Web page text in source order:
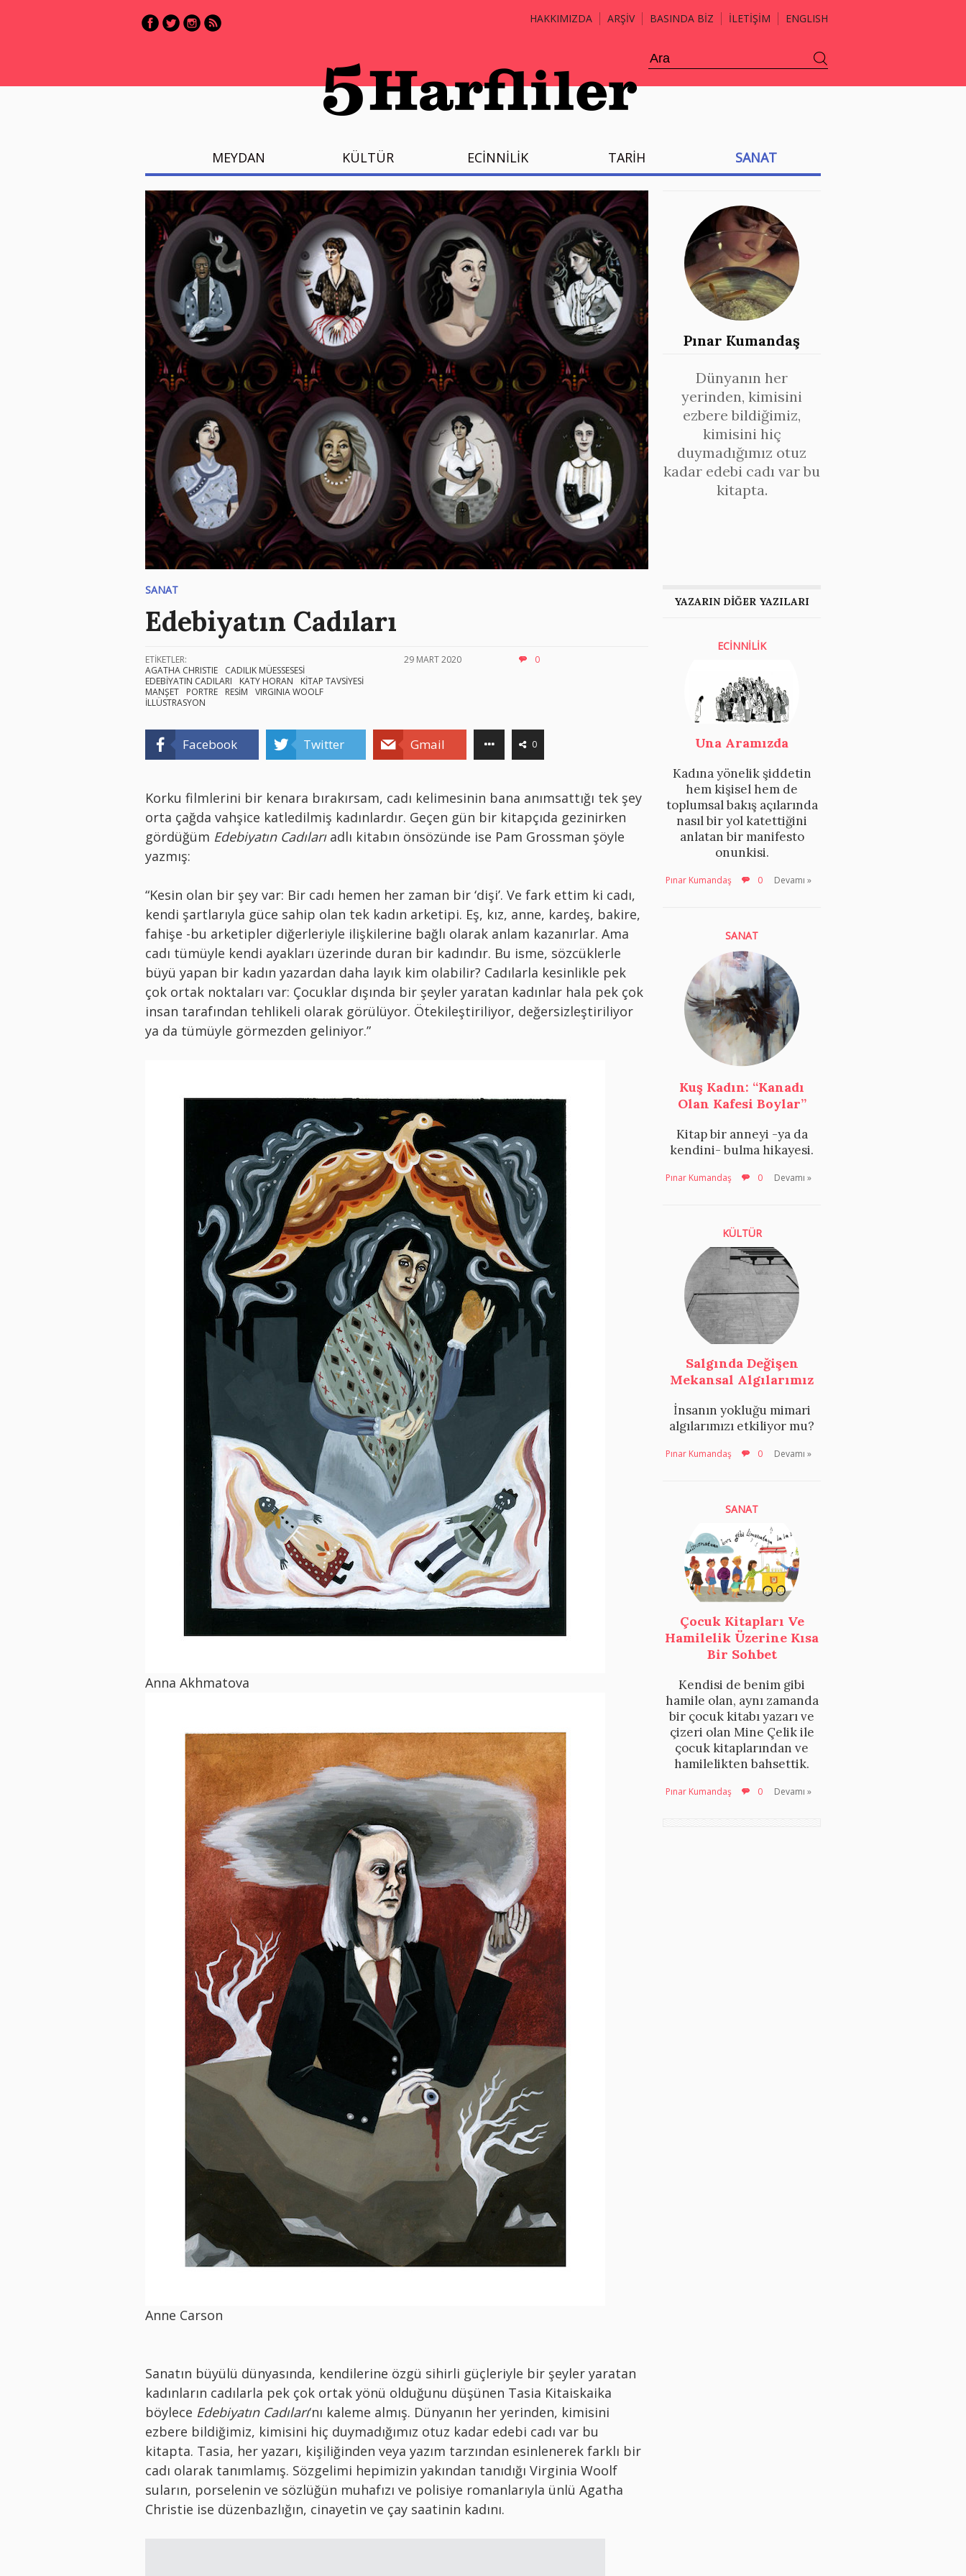
HAKKIMIZDA ARŞİV BASINDA BİZ İLETİŞİM ENGLISH
MEYDAN KÜLTÜR ECİNNİLİK TARİH SANAT
Pınar Kumandaş
Dünyanın her
yerinden, kimisini
ezbere bildiğimiz,
kimisini hiç
duymadığımız otuz
kadar edebi cadı var bu
kitapta.
SANAT
Edebiyatın Cadıları
ETİKETLER:
AGATHA CHRISTIE
CADILIK MÜESSESESİ
EDEBİYATIN CADILARI
KATY HORAN
KİTAP TAVSİYESİ
MANŞET
PORTRE RESİM
VIRGINIA WOOLF
İLLÜSTRASYON
29 MART 2020 0
Facebook Twitter Gmail 0
Korku filmlerini bir kenara bırakırsam, cadı kelimesinin bana anımsattığı tek şey
orta çağda vahşice katledilmiş kadınlardır. Geçen gün bir kitapçıda gezinirken
gördüğüm Edebiyatın Cadılarıadlı kitabın önsözünde ise Pam Grossman şöyle
yazmış:
“Kesin olan bir şey var: Bir cadı hemen her zaman bir ‘dişi’. Ve fark ettim ki cadı,
kendi şartlarıyla güce sahip olan tek kadın arketipi. Eş, kız, anne, kardeş, bakire,
fahişe -bu arketipler diğerleriyle ilişkilerine bağlı olarak anlam kazanırlar. Ama
cadı tümüyle kendi ayakları üzerinde duran bir kadındır. Bu isme, sözcüklerle
büyü yapan bir kadın yazardan daha layık kim olabilir? Cadılarla kesinlikle pek
çok ortak noktaları var: Çocuklar dışında bir şeyler yaratan kadınlar hala pek çok
insan tarafından tehlikeli olarak görülüyor. Ötekileştiriliyor, değersizleştiriliyor
ya da tümüyle görmezden geliniyor.”
Anna Akhmatova
Anne Carson
Sanatın büyülü dünyasında, kendilerine özgü sihirli güçleriyle bir şeyler yaratan
kadınların cadılarla pek çok ortak yönü olduğunu düşünen Tasia Kitaiskaika
böylece Edebiyatın Cadıları‘nı kaleme almış. Dünyanın her yerinden, kimisini
ezbere bildiğimiz, kimisini hiç duymadığımız otuz kadar edebi cadı var bu
kitapta. Tasia, her yazarı, kişiliğinden veya yazım tarzından esinlenerek farklı bir
cadı olarak tanımlamış. Sözgelimi hepimizin yakından tanıdığı Virginia Woolf
suların, porselenin ve sözlüğün muhafızı ve polisiye romanlarıyla ünlü Agatha
Christie ise düzenbazlığın, cinayetin ve çay saatinin kadını.
YAZARIN DİĞER YAZILARI
ECİNNİLİK
Una Aramızda
Kadına yönelik şiddetin
hem kişisel hem de
toplumsal bakış açılarında
nasıl bir yol katettiğini
anlatan bir manifesto
onunkisi.
Pınar Kumandaş 0 Devamı »
SANAT
Kuş Kadın: “Kanadı
Olan Kafesi Boylar”
Kitap bir anneyi -ya da
kendini- bulma hikayesi.
Pınar Kumandaş 0 Devamı »
KÜLTÜR
Salgında Değişen
Mekansal Algılarımız
İnsanın yokluğu mimari
algılarımızı etkiliyor mu?
Pınar Kumandaş 0 Devamı »
SANAT
Çocuk Kitapları Ve
Hamilelik Üzerine Kısa
Bir Sohbet
Kendisi de benim gibi
hamile olan, aynı zamanda
bir çocuk kitabı yazarı ve
çizeri olan Mine Çelik ile
çocuk kitaplarından ve
hamilelikten bahsettik.
Pınar Kumandaş 0 Devamı »